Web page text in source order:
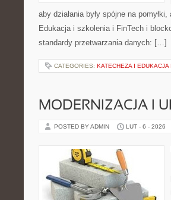
aby działania były spójne na
Edukacja i szkolenia i FinTech i
standardy przetwarzania danych: […]
CATEGORIES: KATECHEZA I EDUKACJA
MODERNIZACJA I
POSTED BY ADMIN LUT - 6 - 2026